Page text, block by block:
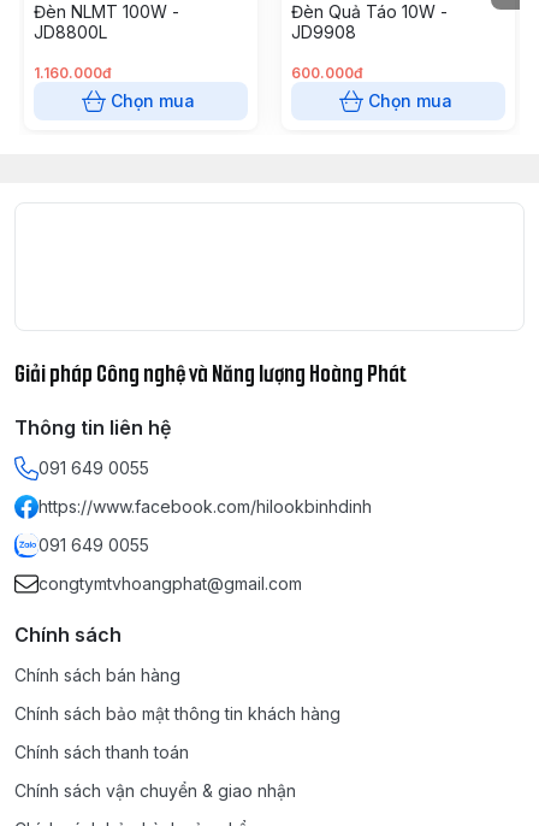
Đèn NLMT 100W -
JD8800L
1.160.000đ
Chọn mua
Đèn Quả Táo 10W -
JD9908
600.000đ
Chọn mua
Giải pháp Công nghệ và Năng lượng Hoàng Phát
Thông tin liên hệ
091 649 0055
https://www.facebook.com/hilookbinhdinh
091 649 0055
congtymtvhoangphat@gmail.com
Chính sách
Chính sách bán hàng
Chính sách bảo mật thông tin khách hàng
Chính sách thanh toán
Chính sách vận chuyển & giao nhận